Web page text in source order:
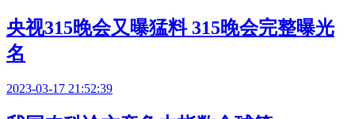
央视315晚会又曝猛料 315晚会完整曝光
名
2023-03-17 21:52:39